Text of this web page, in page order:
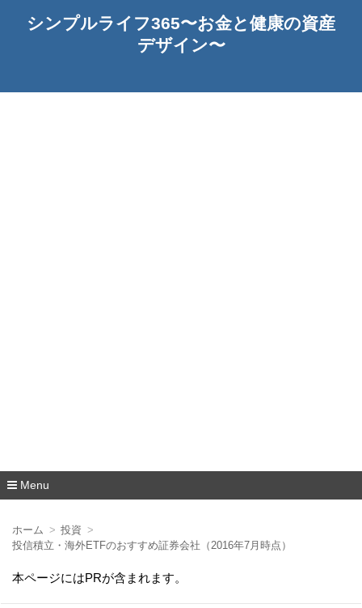
シンプルライフ365〜お金と健康の資産
デザイン〜
Menu
ホーム
投資
投信積立・海外ETFのおすすめ証券会社（2016年7月時点）
本ページにはPRが含まれます。